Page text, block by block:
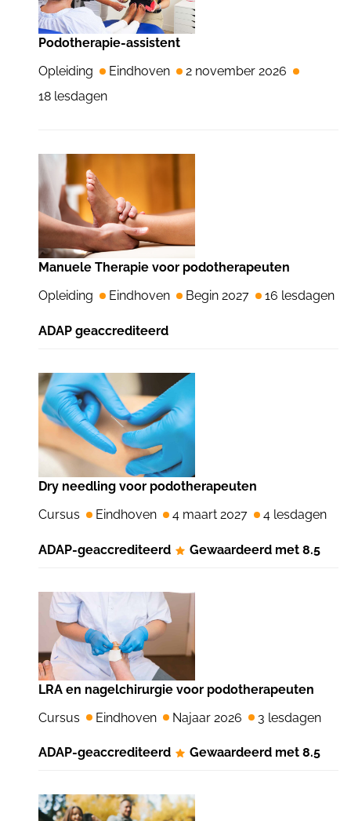
Podotherapie-assistent
Opleiding
Eindhoven
2 november 2026
18 lesdagen
Manuele Therapie voor podotherapeuten
Opleiding
Eindhoven Begin 2027 16 lesdagen
ADAP geaccrediteerd
Dry needling voor podotherapeuten
Cursus
Eindhoven 4 maart 2027 4 lesdagen
ADAP-geaccrediteerd Gewaardeerd met 8.5
LRA en nagelchirurgie voor podotherapeuten
Cursus
Eindhoven Najaar 2026 3 lesdagen
ADAP-geaccrediteerd Gewaardeerd met 8.5